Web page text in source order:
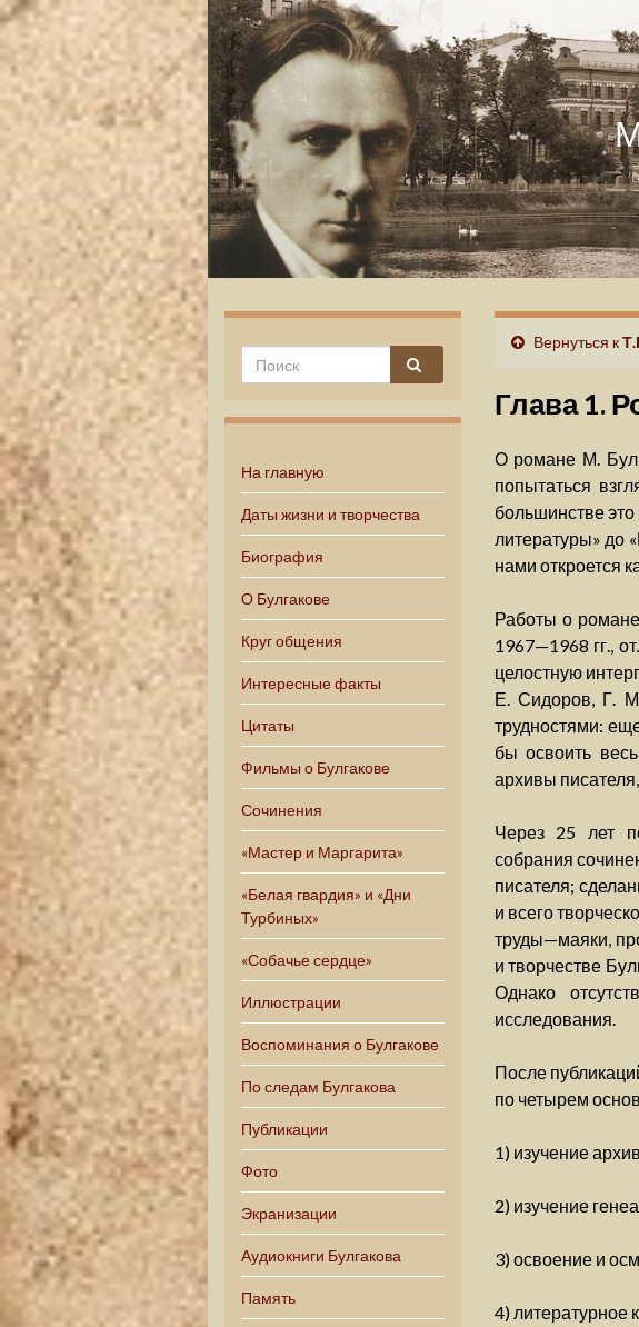
На главную
Даты жизни и творчества
Биография
О Булгакове
Круг общения
Интересные факты
Цитаты
Фильмы о Булгакове
Сочинения
«Мастер и Маргарита»
«Белая гвардия» и «Дни
Турбиных»
«Собачье сердце»
Иллюстрации
Воспоминания о Булгакове
По следам Булгакова
Публикации
Фото
Экранизации
Аудиокниги Булгакова
Память
Вернуться к
Глава 1.
О романе М.
попытаться
большинстве
литературы» до
нами откроется
Работы о
1967—1968 гг.,
целостную
Е. Сидоров, Г.
трудностями:
бы освоить
архивы
Через 25 лет
собрания
писателя;
и всего
труды—маяки,
и творчестве
Однако
исследования.
После
по четырем
1) изучение
2) изучение
3) освоение и
4) литературное